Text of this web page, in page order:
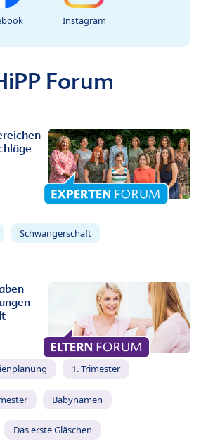
Instagram
Forum
Schwangerschaft
1. Trimester
Babynamen
Das erste Gläschen